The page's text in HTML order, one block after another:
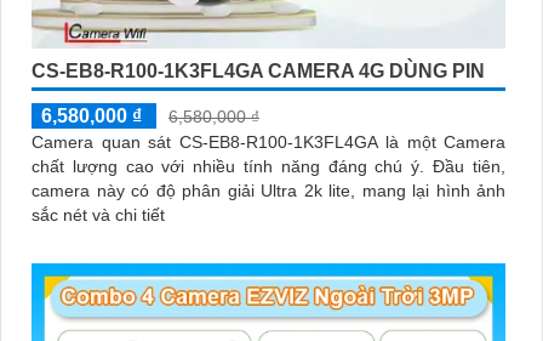
CS-EB8-R100-1K3FL4GA CAMERA 4G DÙNG PIN
6,580,000 ₫
6,580,000 ₫
Camera quan sát CS-EB8-R100-1K3FL4GA là một Camera
chất lượng cao với nhiều tính năng đáng chú ý. Đầu tiên,
camera này có độ phân giải Ultra 2k lite, mang lại hình ảnh
sắc nét và chi tiết